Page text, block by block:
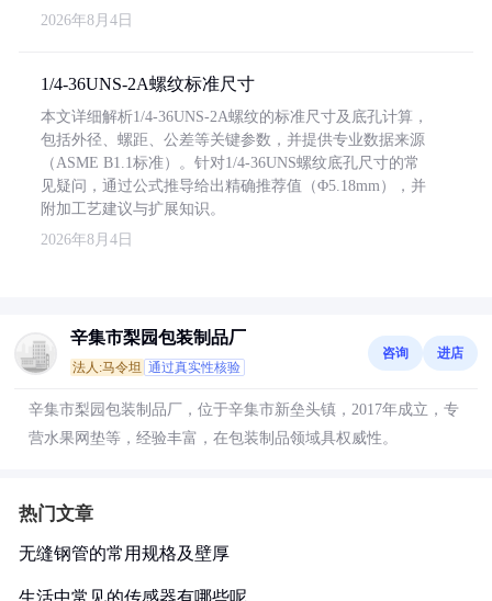
2026年8月4日
1/4-36UNS-2A螺纹标准尺寸
本文详细解析1/4-36UNS-2A螺纹的标准尺寸及底孔计算，
包括外径、螺距、公差等关键参数，并提供专业数据来源
（ASME B1.1标准）。针对1/4-36UNS螺纹底孔尺寸的常
见疑问，通过公式推导给出精确推荐值（Φ5.18mm），并
附加工艺建议与扩展知识。
2026年8月4日
辛集市梨园包装制品厂
法人:马令坦 通过真实性核验
咨询 进店
辛集市梨园包装制品厂，位于辛集市新垒头镇，2017年成立，专
营水果网垫等，经验丰富，在包装制品领域具权威性。
热门文章
无缝钢管的常用规格及壁厚
生活中常见的传感器有哪些呢